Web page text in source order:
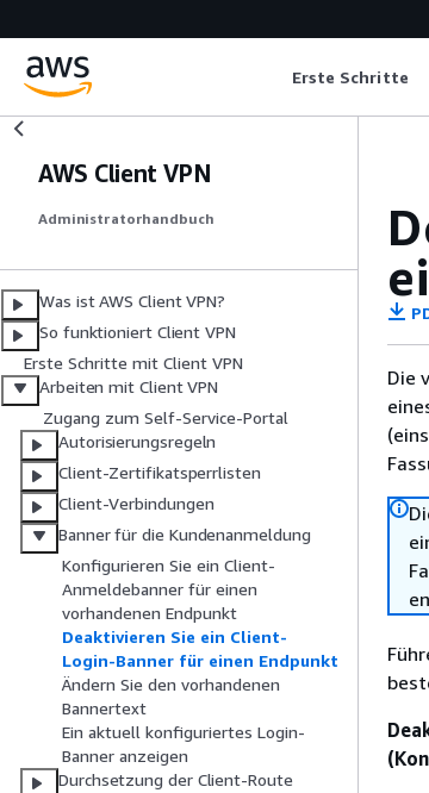
Erste Schritte
AWS Client VPN
Administratorhandbuch
Was ist AWS Client VPN?
So funktioniert Client VPN
Erste Schritte mit Client VPN
Arbeiten mit Client VPN
Zugang zum Self-Service-Portal
Autorisierungsregeln
Client-Zertifikatsperrlisten
Client-Verbindungen
Banner für die Kundenanmeldung
Konfigurieren Sie ein Client-
Anmeldebanner für einen
vorhandenen Endpunkt
Deaktivieren Sie ein Client-
Login-Banner für einen Endpunkt
Ändern Sie den vorhandenen
Bannertext
Ein aktuell konfiguriertes Login-
Banner anzeigen
Durchsetzung der Client-Route
Die